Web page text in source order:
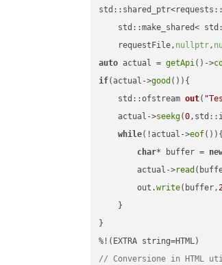
std::make_shared<
    requestFile,
nullptr,
auto actual = getApi()->
if(actual->good ()){
std::ofstream out(
    actual->
seekg(0
while(!actual->eof()){
char* buffer =
        actual->
read
        out.
write(buffer,
    }
}
// Conversione in HTML